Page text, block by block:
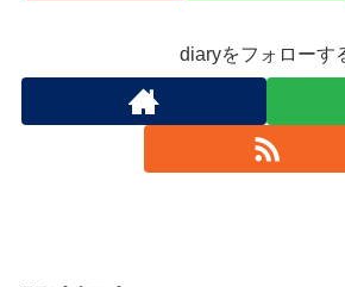
diaryをフォローす